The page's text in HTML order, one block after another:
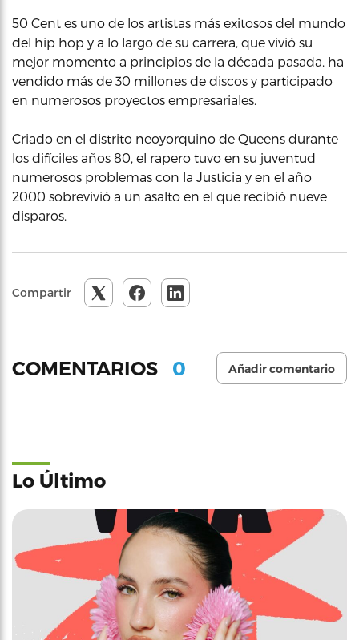
50 Cent es uno de los artistas más exitosos del mundo
del hip hop y a lo largo de su carrera, que vivió su
mejor momento a principios de la década pasada, ha
vendido más de 30 millones de discos y participado
en numerosos proyectos empresariales.
Criado en el distrito neoyorquino de Queens durante
los difíciles años 80, el rapero tuvo en su juventud
numerosos problemas con la Justicia y en el año
2000 sobrevivió a un asalto en el que recibió nueve
disparos.
Compartir
COMENTARIOS 0 Añadir comentario
Lo Último